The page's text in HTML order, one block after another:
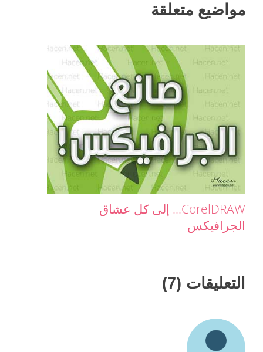
مواضيع متعلقة
CorelDRAW... إلى كل عشاق
الجرافيكس
التعليقات (7)